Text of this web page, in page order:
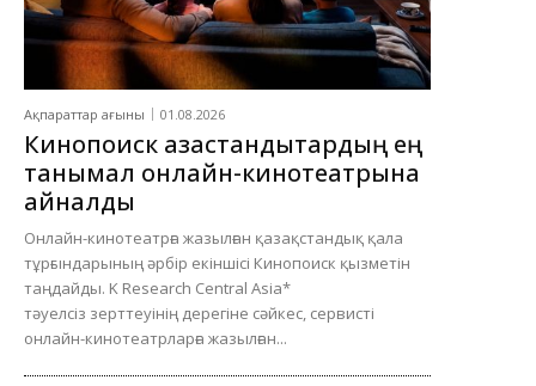
Ақпараттар ағыны 01.08.2026
Кинопоиск қазақстандықтардың ең
танымал онлайн-кинотеатрына
айналды
Онлайн-кинотеатрға жазылған қазақстандық қала
тұрғындарының әрбір екіншісі Кинопоиск қызметін
таңдайды. K Research Central Asia*
тәуелсіз зерттеуінің дерегіне сәйкес, сервисті
онлайн-кинотеатрларға жазылған...